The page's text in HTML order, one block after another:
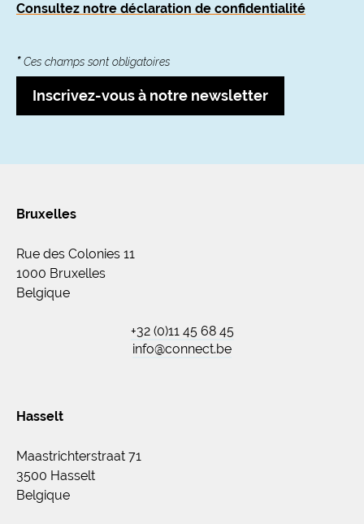
Consultez notre déclaration de confidentialité
*Ces champs sont obligatoires
Inscrivez-vous à notre newsletter
Bruxelles
Rue des Colonies 11
1000 Bruxelles
Belgique
+32 (0)11 45 68 45
info@connect.be
Hasselt
Maastrichterstraat 71
3500 Hasselt
Belgique